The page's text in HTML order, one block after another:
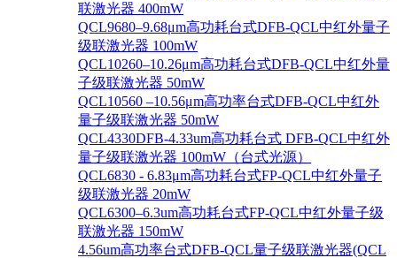
联激光器 400mW
QCL9680–9.68μm高功耗台式DFB-QCL中红外量子
级联激光器 100mW
QCL10260–10.26μm高功耗台式DFB-QCL中红外量
子级联激光器 50mW
QCL10560 –10.56μm高功率台式DFB-QCL中红外
量子级联激光器 50mW
QCL4330DFB-4.33um高功耗台式 DFB-QCL中红外
量子级联激光器 100mW（台式光源）
QCL6830 - 6.83μm高功耗台式FP-QCL中红外量子
级联激光器 20mW
QCL6300–6.3um高功耗台式FP-QCL中红外量子级
联激光器 150mW
4.56um高功率台式DFB-QCL量子级联激光器(QCL